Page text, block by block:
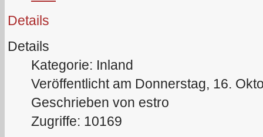
Details
Details
Kategorie: Inland
Veröffentlicht am Donnerstag, 16.
Geschrieben von estro
Zugriffe: 10169